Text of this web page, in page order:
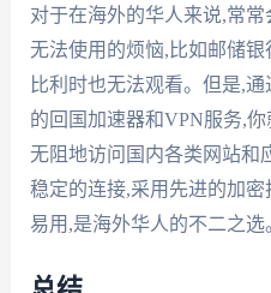
对于在海外的华人来说,常
无法使用的烦恼,比如邮储
比利时也无法观看。但是,
的回国加速器和VPN服务,
无阻地访问国内各类网站和
稳定的连接,采用先进的加
易用,是海外华人的不二之选